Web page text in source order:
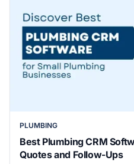
PLUMBING
Best Plumbing CRM
Quotes and Follow-Ups